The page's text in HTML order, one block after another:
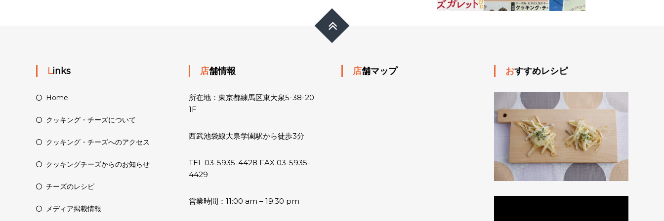
Links
Home
クッキング・チーズについて
クッキング・チーズへのアクセス
クッキングチーズからのお知らせ
チーズのレシピ
メディア掲載情報
店舗情報
所在地：東京都練馬区東大泉5-38-20
1F
西武池袋線大泉学園駅から徒歩3分
TEL 03-5935-4428 FAX 03-5935-
4429
営業時間：11:00 am – 19:30 pm
店舗マップ おすすめレシピ